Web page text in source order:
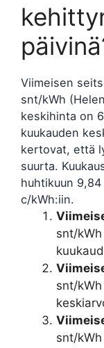
Viimeisen
snt/kWh
keskihinta on
kuukauden
kertovat, että
suurta.
huhtikuun
c/kWh:iin.
snt/
snt/
snt/